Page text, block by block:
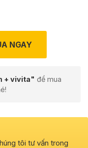
NGAY
+ vivita" để mua
tôi tư vấn trong